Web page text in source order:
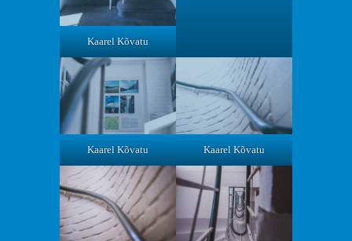
Kaarel Kõvatu
Kaarel Kõvatu Kaarel Kõvatu